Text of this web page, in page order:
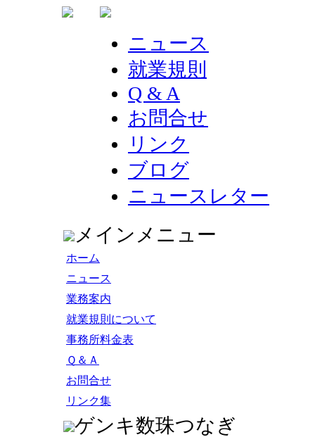
ニュース
就業規則
Q & A
お問合せ
リンク
ブログ
ニュースレター
メインメニュー
ホーム
ニュース
業務案内
就業規則について
事務所料金表
Ｑ＆Ａ
お問合せ
リンク集
ゲンキ数珠つなぎ